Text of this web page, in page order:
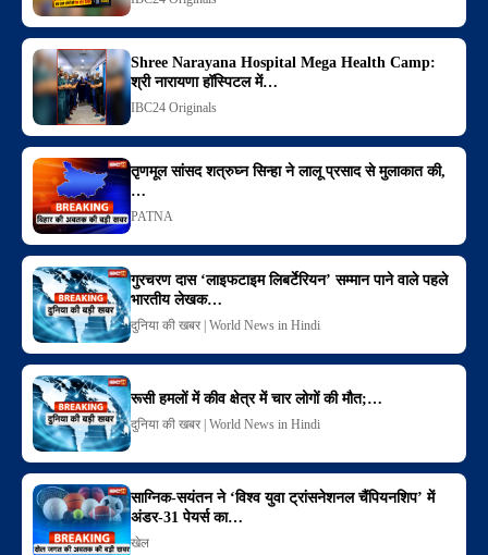
Shree Narayana Hospital Mega Health Camp:
श्री नारायणा हॉस्पिटल में…
IBC24 Originals
तृणमूल सांसद शत्रुघ्न सिन्हा ने लालू प्रसाद से मुलाकात की,
…
PATNA
गुरचरण दास ‘लाइफटाइम लिबर्टेरियन’ सम्मान पाने वाले पहले
भारतीय लेखक…
दुनिया की खबर | World News in Hindi
रूसी हमलों में कीव क्षेत्र में चार लोगों की मौत;…
दुनिया की खबर | World News in Hindi
साग्निक-सयंतन ने ‘विश्व युवा ट्रांसनेशनल चैंपियनशिप’ में
अंडर-31 पेयर्स का…
खेल